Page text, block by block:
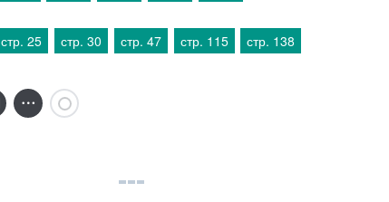
стр. 25 стр. 30 стр. 47 стр. 115 стр. 138